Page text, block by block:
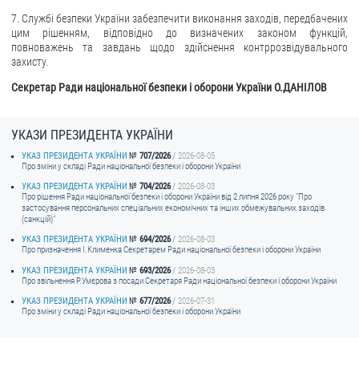
7. Службі безпеки України забезпечити виконання заходів, передбачених
цим рішенням, відповідно до визначених законом функцій,
повноважень та завдань щодо здійснення контррозвідувального
захисту.
Секретар Ради національної безпеки і оборони України О.ДАНІЛОВ
УКАЗИ ПРЕЗИДЕНТА УКРАЇНИ
УКАЗ ПРЕЗИДЕНТА УКРАЇНИ 707/2026
2026-08-05
Про зміни у складі Ради національної безпеки і оборони України
УКАЗ ПРЕЗИДЕНТА УКРАЇНИ
704/2026
2026-08-03
Про рішення Ради національної безпеки і оборони України від 2 липня 2026 року "Про
застосування персональних спеціальних економічних та інших обмежувальних заходів
(санкцій)"
УКАЗ ПРЕЗИДЕНТА УКРАЇНИ
694/2026
2026-08-03
Про призначення I.Клименка Секретарем Ради національної безпеки і оборони України
УКАЗ ПРЕЗИДЕНТА УКРАЇНИ
693/2026
2026-08-03
Про звільнення Р.Умєрова з посади Секретаря Ради національної безпеки і оборони України
УКАЗ ПРЕЗИДЕНТА УКРАЇНИ
677/2026
2026-07-31
Про зміни у складі Ради національної безпеки і оборони України